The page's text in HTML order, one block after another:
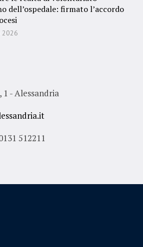
dell’ospedale: firmato l’accordo
2026
1 - Alessandria
512211